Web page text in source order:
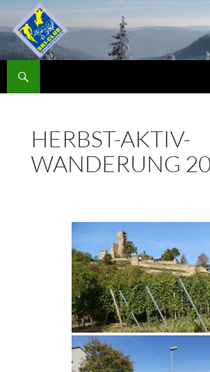
Zum
Inhalt
springen
Skiclub
HERBST-AKTIV-
WANDERUNG